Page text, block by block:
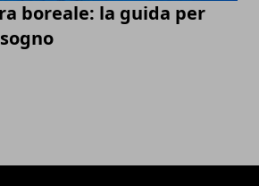
boreale: la guida per